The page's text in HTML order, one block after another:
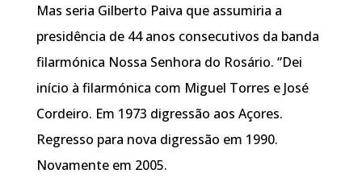
Mas seria Gilberto Paiva que assumiria a
presidência de 44 anos consecutivos da banda
filarmónica Nossa Senhora do Rosário. “Dei
início à filarmónica com Miguel Torres e José
Cordeiro. Em 1973 digressão aos Açores.
Regresso para nova digressão em 1990.
Novamente em 2005.